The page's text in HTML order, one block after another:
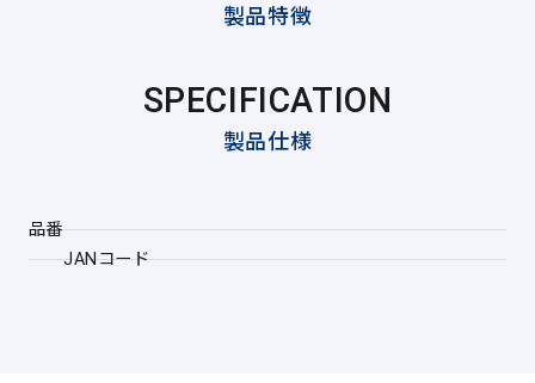
製品特徴
SPECIFICATION
製品仕様
品番
JANコード